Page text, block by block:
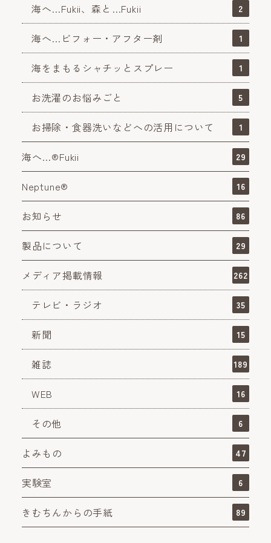
海へ…Fukii、森と…Fukii 2
海へ…ビフォー・アフター剤 1
海をまもるシャチッとスプレー 1
お洗濯のお悩みごと 5
お掃除・食器洗いなどへの活用について 1
海へ…®Fukii 29
Neptune® 16
お知らせ 86
製品について 29
メディア掲載情報 262
テレビ・ラジオ 35
新聞 15
雑誌 189
WEB 16
その他 6
よみもの 47
実験室 6
きむちんからの手紙 89